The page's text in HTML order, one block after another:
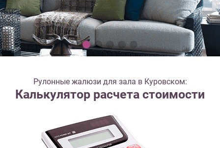
Рулонные жалюзи для зала в Куровском:
Калькулятор расчета стоимости